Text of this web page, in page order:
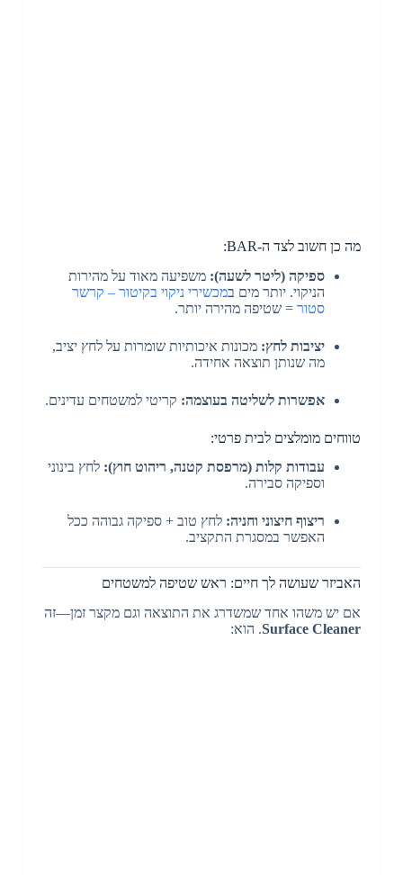
מה כן חשוב לצד ה-BAR:
ספיקה (ליטר לשעה): משפיעה מאוד על מהירות
הניקוי. יותר מים במכשירי ניקוי בקיטור – קרשר
סטור= שטיפה מהירה יותר.
יציבות לחץ: מכונות איכותיות שומרות על לחץ יציב,
מה שנותן תוצאה אחידה.
אפשרות לשליטה בעוצמה: קריטי למשטחים עדינים.
טווחים מומלצים לבית פרטי:
עבודות קלות (מרפסת קטנה, ריהוט חוץ): לחץ בינוני
וספיקה סבירה.
ריצוף חיצוני וחניה: לחץ טוב + ספיקה גבוהה ככל
האפשר במסגרת התקציב.
האביזר שעושה לך חיים: ראש שטיפה למשטחים
אם יש משהו אחד שמשדרג את התוצאה וגם מקצר זמן—זה
Surface Cleaner. הוא: